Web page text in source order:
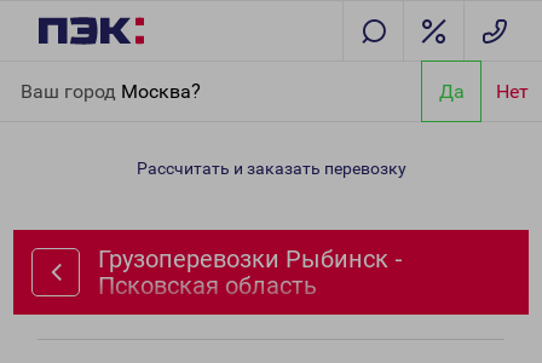
Ваш город Москва? Да Нет
область
Рассчитать и заказать перевозку
Грузоперевозки Рыбинск -
Псковская область